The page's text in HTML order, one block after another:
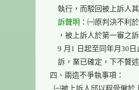
執行，而駁回被上訴人
    訴聲明
：㈠原判決不利
，被上訴人於第一審之
9 月1 日起至同年月30
訴，業已確定，下不贅
四、兩造不爭執事項：
㈠被上訴人邱以程受僱